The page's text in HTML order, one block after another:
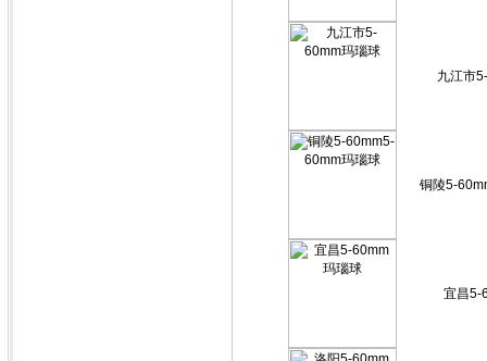
九江市
铜陵5-
宜昌5-